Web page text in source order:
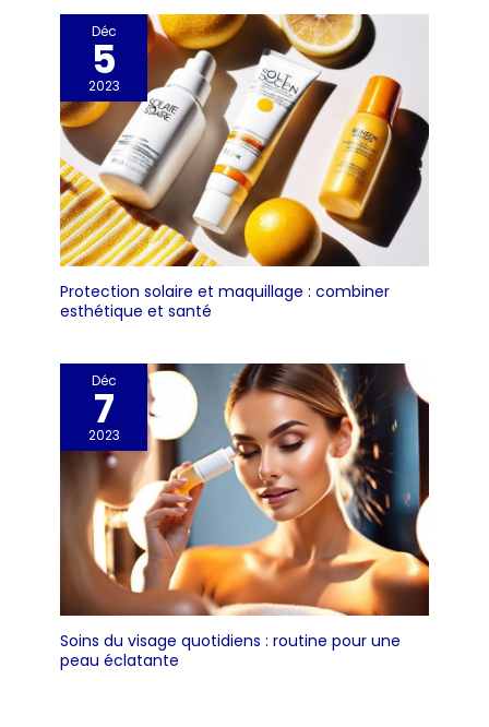
Déc
5
2023
Protection solaire et maquillage : combiner
esthétique et santé
Déc
7
2023
Soins du visage quotidiens : routine pour une
peau éclatante